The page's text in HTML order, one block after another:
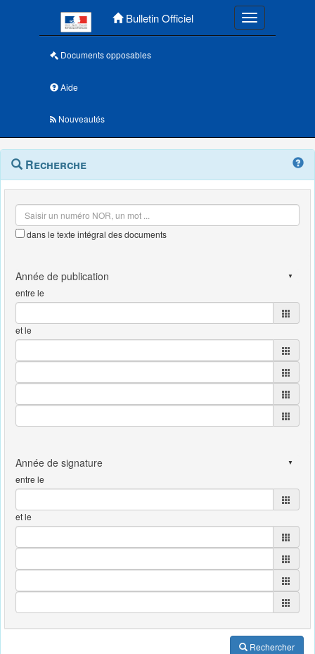
Bulletin Officiel Toggle
Documents opposables
Aide
Nouveautés
Navigation
outils
Menu
contextuel
Recherche
dans le texte intégral des documents
entre le
et le
entre le
et le
Rechercher